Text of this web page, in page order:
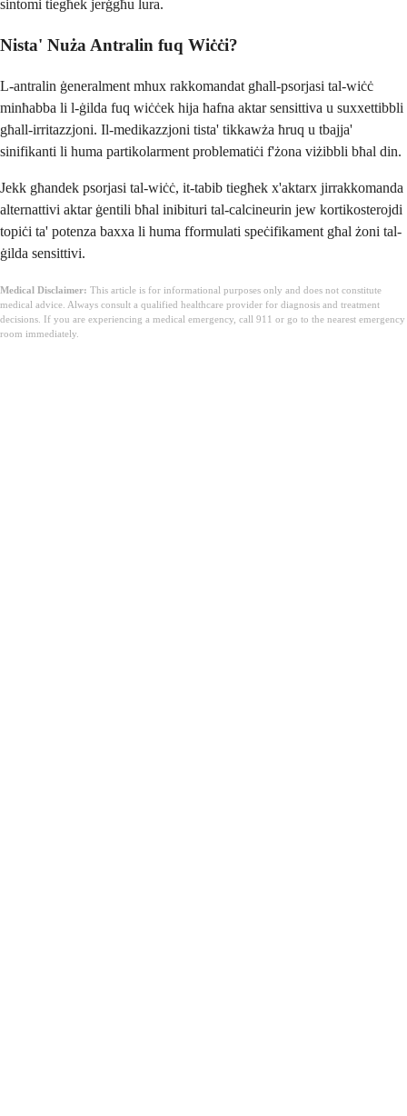
sintomi tiegħek jerġgħu lura.
Nista' Nuża Antralin fuq Wiċċi?
L-antralin ġeneralment mhux rakkomandat għall-psorjasi tal-wiċċ
minħabba li l-ġilda fuq wiċċek hija ħafna aktar sensittiva u suxxettibbli
għall-irritazzjoni. Il-medikazzjoni tista' tikkawża ħruq u tbajja'
sinifikanti li huma partikolarment problematiċi f'żona viżibbli bħal din.
Jekk għandek psorjasi tal-wiċċ, it-tabib tiegħek x'aktarx jirrakkomanda
alternattivi aktar ġentili bħal inibituri tal-calcineurin jew kortikosterojdi
topiċi ta' potenza baxxa li huma fformulati speċifikament għal żoni tal-
ġilda sensittivi.
Medical Disclaimer: This article is for informational purposes only and does not constitute
medical advice. Always consult a qualified healthcare provider for diagnosis and treatment
decisions. If you are experiencing a medical emergency, call 911 or go to the nearest emergency
room immediately.